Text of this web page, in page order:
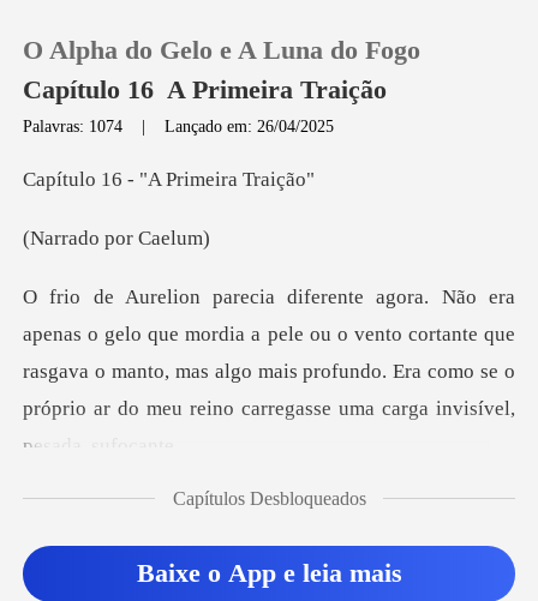
Loja
O Alpha do Gelo e A Luna do Fogo
Capítulo 16 A Primeira Traição
Palavras: 1074 |Lançado em: 26/04/2025
- "A Prime
o por C
pele ou o vento cortante que
rasgava o manto, mas algo mais profundo. Era como
va lentamente pel
Capítulos Desbloqueados
Baixe o App e leia mais